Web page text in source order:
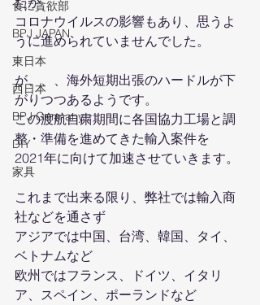
食に貪欲部
BPJ JAPAN
東日本
西日本
BPJ Germany
DIY
家具
コロナウイルスの影響もあり、思うよ
うに進められていませんでした。
が、、、海外短期出張のハードルが下
がりつつあるようです。
この渡航自粛期間に各国協力工場と調
整・準備を進めてきた輸入案件を
2021年に向けて加速させていきます。
これまで出来る限り、弊社では輸入商
社などを通さず
アジアでは中国、台湾、韓国、タイ、
ベトナムなど
欧州ではフランス、ドイツ、イタリ
ア、スペイン、ポーランドなど